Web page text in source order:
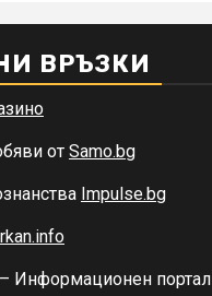
ВРЪЗКИ
от Samo.bg
Impulse.bg
– Информационен портал